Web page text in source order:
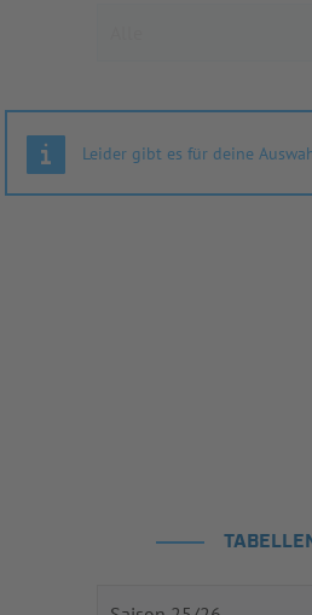
Leider gibt es für deine